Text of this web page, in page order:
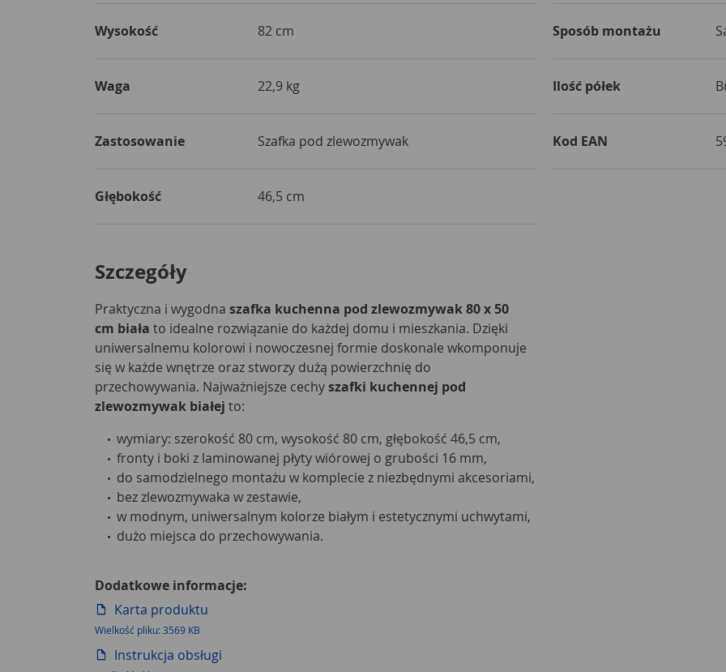
Wysokość 82 cm
Waga 22,9 kg
Zastosowanie Szafka pod zlewozmywak
Głębokość 46,5 cm
Sposób montażu
Ilość półek
Kod EAN
Szczegóły
Praktyczna i wygodna szafka kuchenna pod zlewozmywak 80 x 50
cm biała to idealne rozwiązanie do każdej domu i mieszkania. Dzięki
uniwersalnemu kolorowi i nowoczesnej formie doskonale wkomponuje
się w każde wnętrze oraz stworzy dużą powierzchnię do
przechowywania. Najważniejsze cechyszafki kuchennej pod
zlewozmywak białej to:
wymiary: szerokość 80 cm, wysokość 80 cm, głębokość 46,5 cm,
fronty i boki z laminowanej płyty wiórowej o grubości 16 mm,
do samodzielnego montażu w komplecie z niezbędnymi akcesoriami,
bez zlewozmywaka w zestawie,
w modnym, uniwersalnym kolorze białym i estetycznymi uchwytami,
dużo miejsca do przechowywania.
Dodatkowe informacje:
Karta produktu
Wielkość pliku: 3569 KB
Instrukcja obsługi